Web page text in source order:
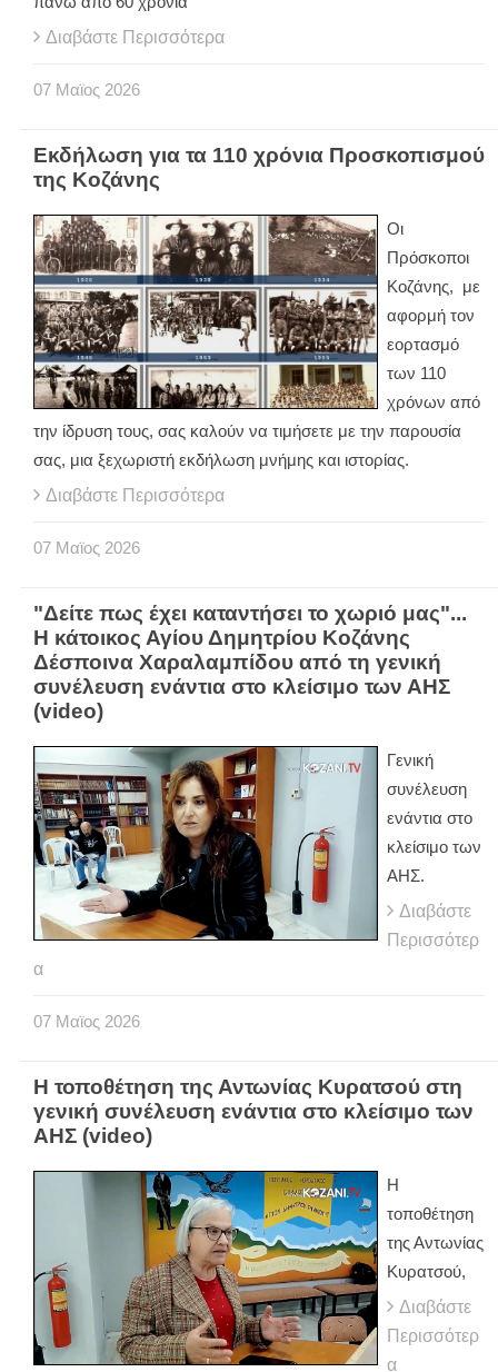
Διαβάστε Περισσότερα
07 Μαϊος 2026
Εκδήλωση για τα 110 χρόνια Προσκοπισμού
της Κοζάνης
Οι
Πρόσκοποι
Κοζάνης, με
αφορμή τον
εορτασμό
των 110
χρόνων από
την ίδρυση τους, σας καλούν να τιμήσετε με την παρουσία
σας, μια ξεχωριστή εκδήλωση μνήμης και ιστορίας.
Διαβάστε Περισσότερα
07 Μαϊος 2026
"Δείτε πως έχει καταντήσει το χωριό μας"...
Η κάτοικος Αγίου Δημητρίου Κοζάνης
Δέσποινα Χαραλαμπίδου από τη γενική
συνέλευση ενάντια στο κλείσιμο των ΑΗΣ
(video)
Γενική
συνέλευση
ενάντια στο
κλείσιμο των
ΑΗΣ.
Διαβάστε
Περισσότερ
α
07 Μαϊος 2026
Η τοποθέτηση της Αντωνίας Κυρατσού στη
γενική συνέλευση ενάντια στο κλείσιμο των
ΑΗΣ (video)
Η
τοποθέτηση
της Αντωνίας
Κυρατσού,
Διαβάστε
Περισσότερ
α